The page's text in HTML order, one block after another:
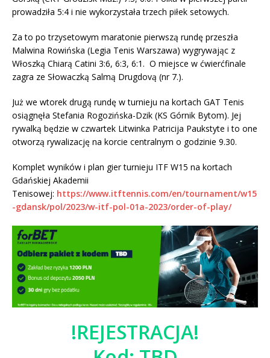
prowadziła 5:4 i nie wykorzystała trzech piłek setowych.
Za to po trzysetowym maratonie pierwszą rundę przeszła
Malwina Rowińska (Legia Tenis Warszawa) wygrywając z
Włoszką Chiarą Catini 3:6, 6:3, 6:1. O miejsce w ćwierćfinale
zagra ze Słowaczką Salmą Drugdovą (nr 7.).
Już we wtorek drugą rundę w turnieju na kortach GAT Tenis
osiągnęła Stefania Rogozińska-Dzik (KS Górnik Bytom). Jej
rywalką będzie w czwartek Litwinka Patricija Paukstyte i to one
otworzą rywalizację na korcie centralnym o godzinie 9.30.
Komplet wyników i plan gier turnieju ITF W15 na kortach
Gdańskiej Akademii
Tenisowej: https://www.itftennis.com/en/tournament/w15
-gdansk/pol/2023/w-itf-pol-01a-2023/order-of-play/
!REJESTRACJA!